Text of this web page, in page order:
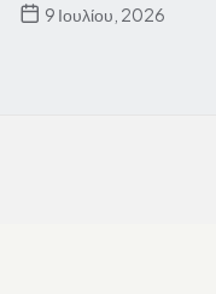
9 Ιουλίου, 2026